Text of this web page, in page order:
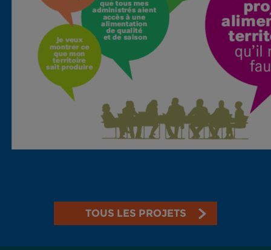
TOUS LES PROJETS